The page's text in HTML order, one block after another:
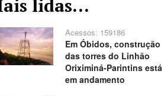
lidas...
Acessos: 159186
Em Óbidos, construção
das torres do Linhão
Oriximiná-Parintins está
em andamento